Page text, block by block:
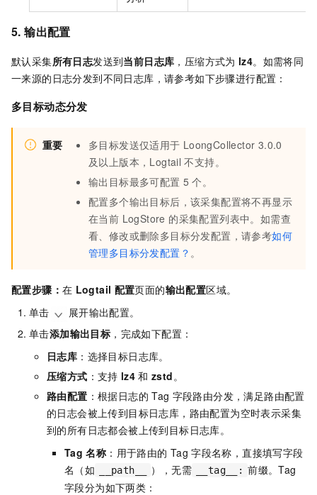
5. 输出配置
默认采集所有日志发送到当前日志库 ，压缩方式为 lz4。如需将同
一来源的日志分发到不同日志库，请参考如下步骤进行配置：
多目标动态分发
重要 多目标发送仅适用于 LoongCollector 3.0.0
及以上版本，Logtail 不支持。
输出目标最多可配置 5 个。
配置多个输出目标后，该采集配置将不再显示
在当前 LogStore 的采集配置列表中。如需查
看、修改或删除多目标分发配置，请参考如何
管理多目标分发配置？ 。
配置步骤： 在 Logtail 配置页面的输出配置区域。
单击
展开输出配置。
单击添加输出目标 ，完成如下配置：
日志库 ：选择目标日志库。
压缩方式 ：支持 lz4 和 zstd 。
路由配置 ：根据日志的 Tag 字段路由分发，满足路由配置
的日志会被上传到目标日志库，路由配置为空时表示采集
到的所有日志都会被上传到目标日志库。
Tag 名称 ：用于路由的 Tag 字段名称，直接填写字段
名（如
__path__ ），无需 __tag__: 前缀。Tag
字段分为如下两类：